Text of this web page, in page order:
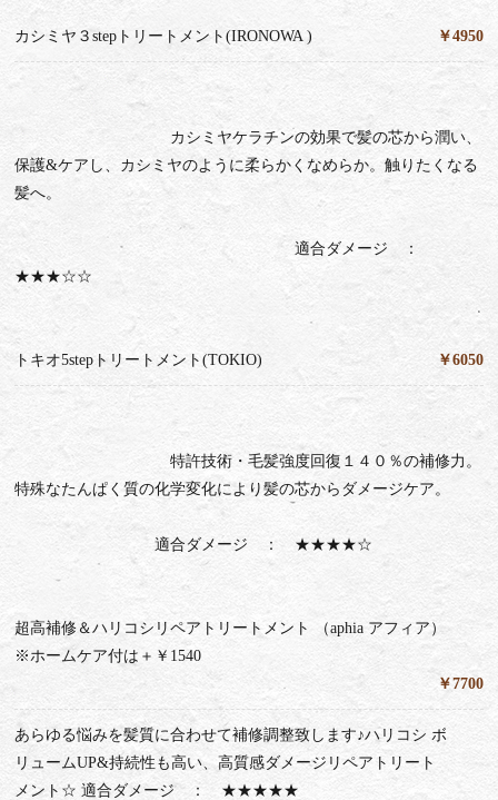
カシミヤ３stepトリートメント(IRONOWA ) ￥4950
カシミヤケラチンの効果で髪の芯から潤い、
保護&ケアし、カシミヤのように柔らかくなめらか。触りたくなる
髪へ。
適合ダメージ ：
★★★☆☆
トキオ5stepトリートメント(TOKIO) ￥6050
特許技術・毛髪強度回復１４０％の補修力。
特殊なたんぱく質の化学変化により髪の芯からダメージケア。
適合ダメージ ： ★★★★☆
超高補修＆ハリコシリペアトリートメント （aphia アフィア）
※ホームケア付は＋￥1540
￥7700
あらゆる悩みを髪質に合わせて補修調整致します♪ハリコシ ボ
リュームUP&持続性も高い、高質感ダメージリペアトリート
メント☆ 適合ダメージ ： ★★★★★